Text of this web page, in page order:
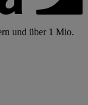
und über 1 Mio.